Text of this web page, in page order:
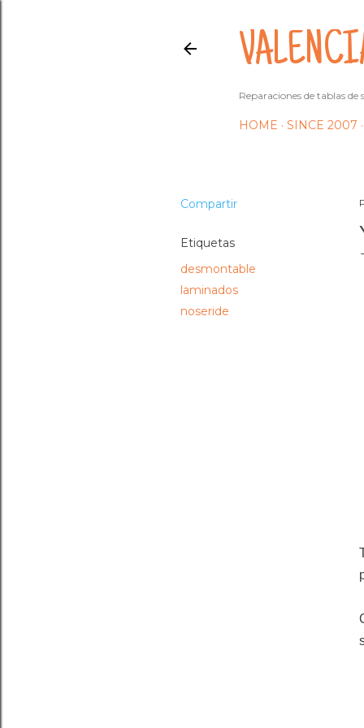
Reparaciones de tablas
HOME SINCE 2007
Compartir
Etiquetas
desmontable
laminados
noseride